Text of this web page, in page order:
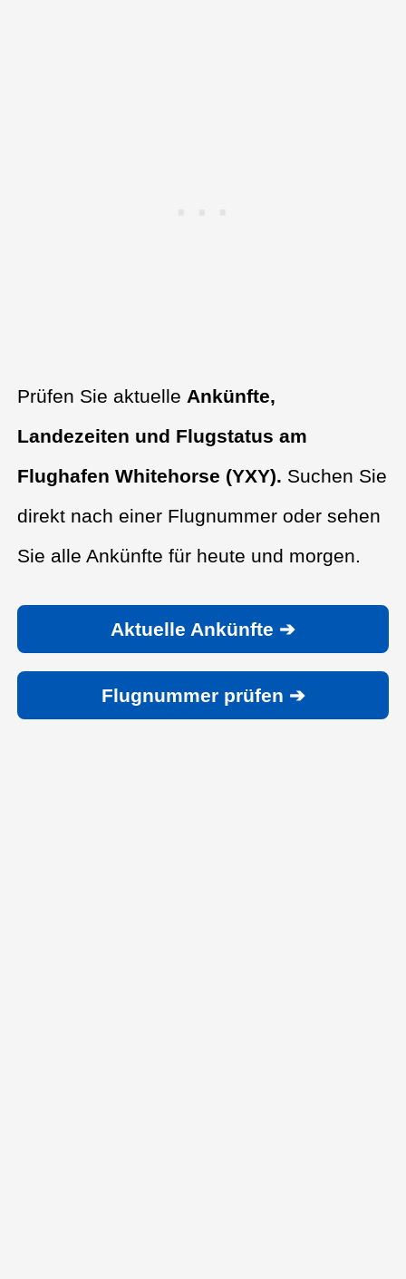
Prüfen Sie aktuelle Ankünfte,
Landezeiten und Flugstatus am
Flughafen Whitehorse (YXY). Suchen Sie
direkt nach einer Flugnummer oder sehen
Sie alle Ankünfte für heute und morgen.
Aktuelle Ankünfte ➔
Flugnummer prüfen ➔